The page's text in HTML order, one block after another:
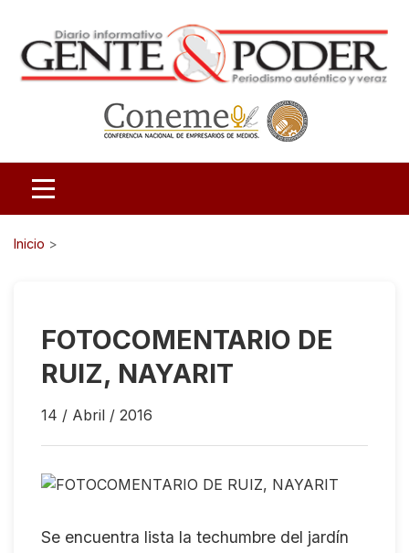
Inicio >
FOTOCOMENTARIO DE
RUIZ, NAYARIT
14 / Abril / 2016
Se encuentra lista la techumbre del jardín